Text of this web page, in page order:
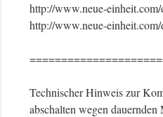
http://www.neue-
http://www.neue-
Technischer Hinweis zur
abschalten wegen